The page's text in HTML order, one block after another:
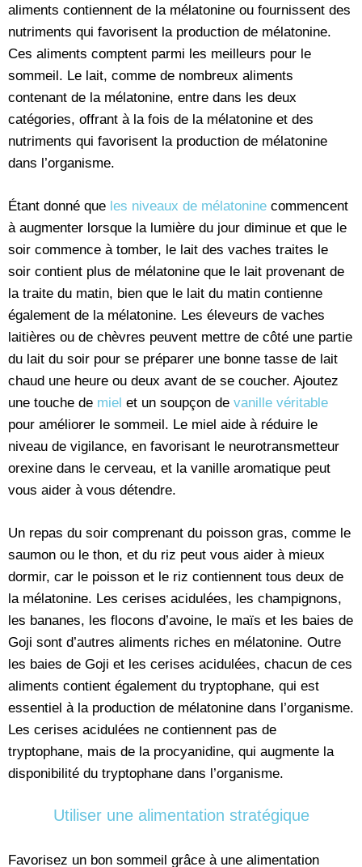
aliments contiennent de la mélatonine ou fournissent des
nutriments qui favorisent la production de mélatonine.
Ces aliments comptent parmi les meilleurs pour le
sommeil. Le lait, comme de nombreux aliments
contenant de la mélatonine, entre dans les deux
catégories, offrant à la fois de la mélatonine et des
nutriments qui favorisent la production de mélatonine
dans l’organisme.
Étant donné que les niveaux de mélatonine commencent
à augmenter lorsque la lumière du jour diminue et que le
soir commence à tomber, le lait des vaches traites le
soir contient plus de mélatonine que le lait provenant de
la traite du matin, bien que le lait du matin contienne
également de la mélatonine. Les éleveurs de vaches
laitières ou de chèvres peuvent mettre de côté une partie
du lait du soir pour se préparer une bonne tasse de lait
chaud une heure ou deux avant de se coucher. Ajoutez
une touche de miel et un soupçon de vanille véritable
pour améliorer le sommeil. Le miel aide à réduire le
niveau de vigilance, en favorisant le neurotransmetteur
orexine dans le cerveau, et la vanille aromatique peut
vous aider à vous détendre.
Un repas du soir comprenant du poisson gras, comme le
saumon ou le thon, et du riz peut vous aider à mieux
dormir, car le poisson et le riz contiennent tous deux de
la mélatonine. Les cerises acidulées, les champignons,
les bananes, les flocons d’avoine, le maïs et les baies de
Goji sont d’autres aliments riches en mélatonine. Outre
les baies de Goji et les cerises acidulées, chacun de ces
aliments contient également du tryptophane, qui est
essentiel à la production de mélatonine dans l’organisme.
Les cerises acidulées ne contiennent pas de
tryptophane, mais de la procyanidine, qui augmente la
disponibilité du tryptophane dans l’organisme.
Utiliser une alimentation stratégique
Favorisez un bon sommeil grâce à une alimentation